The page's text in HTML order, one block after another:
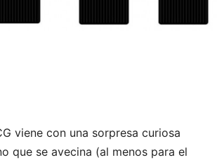
viene con una sorpresa curiosa
que se avecina (al menos para el